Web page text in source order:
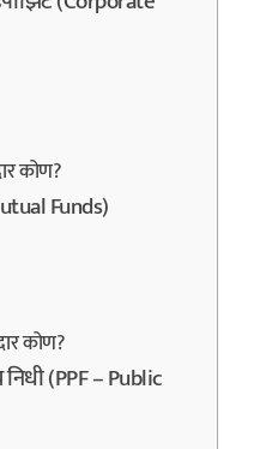
कोण?
Funds)
कोण?
(PPF – Public